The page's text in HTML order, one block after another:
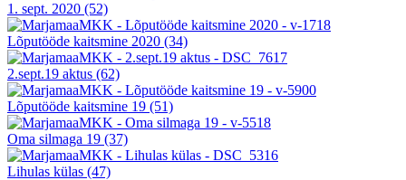
1. sept. 2020 (52)
Lõputööde kaitsmine 2020 (34)
2.sept.19 aktus (62)
Lõputööde kaitsmine 19 (51)
Oma silmaga 19 (37)
Lihulas külas (47)